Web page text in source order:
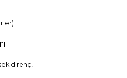
direnç,